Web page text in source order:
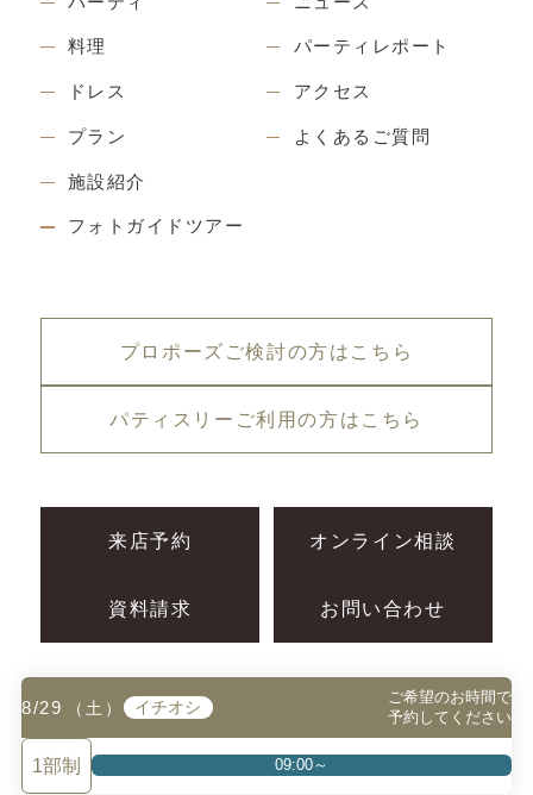
8/29 （土） イチオシ
ご希望のお時間で
予約してください
1部制 09:00～
料理
ドレス
プラン
施設紹介
フォトガイドツアー
パーティレポート
アクセス
よくあるご質問
プロポーズご検討の方はこちら
パティスリーご利用の方はこちら
来店予約 オンライン相談
資料請求 お問い合わせ
プライバシーポリシー 運営会社情報